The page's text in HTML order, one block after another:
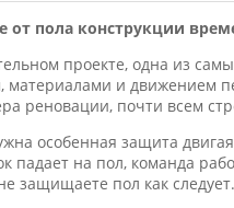
от пола конструкции
проекте, одна из
материалами и движением
реновации, почти всем
особенная защита
падает на пол, команда
защищаете пол как следует.